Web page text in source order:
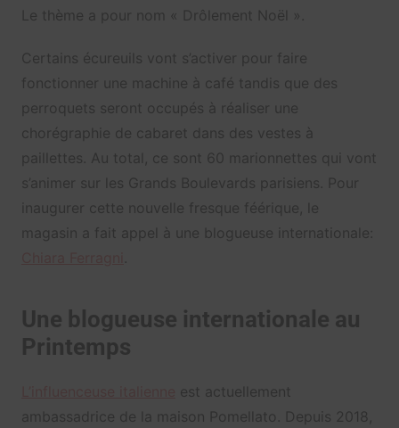
Le thème a pour nom « Drôlement Noël ».
Certains écureuils vont s’activer pour faire
fonctionner une machine à café tandis que des
perroquets seront occupés à réaliser une
chorégraphie de cabaret dans des vestes à
paillettes. Au total, ce sont 60 marionnettes qui vont
s’animer sur les Grands Boulevards parisiens. Pour
inaugurer cette nouvelle fresque féérique, le
magasin a fait appel à une blogueuse internationale:
Une blogueuse internationale au
Printemps
est actuellement
ambassadrice de la maison Pomellato. Depuis 2018,